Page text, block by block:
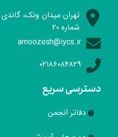
تهران میدان ونک،
شماره ۲۰
amoozesh@iycs.ir
۰۲۱۸۶۰۸۴۸۲۹
دسترسی سریع
دفاتر انجمن